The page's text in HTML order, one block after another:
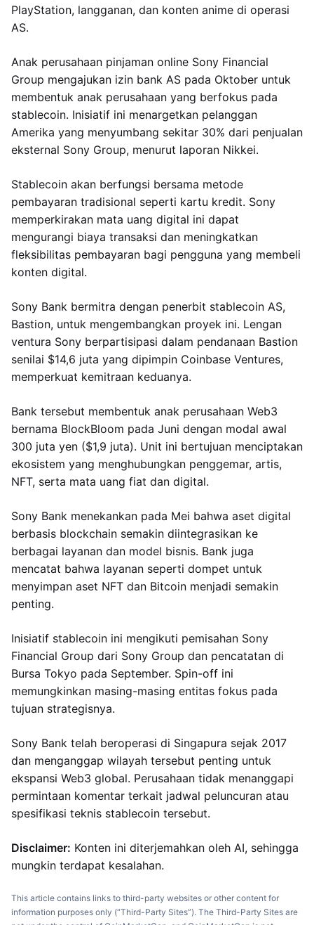
PlayStation, langganan, dan konten anime di operasi
AS.
Anak perusahaan pinjaman online Sony Financial
Group mengajukan izin bank AS pada Oktober untuk
membentuk anak perusahaan yang berfokus pada
stablecoin. Inisiatif ini menargetkan pelanggan
Amerika yang menyumbang sekitar 30% dari penjualan
eksternal Sony Group, menurut laporan Nikkei.
Stablecoin akan berfungsi bersama metode
pembayaran tradisional seperti kartu kredit. Sony
memperkirakan mata uang digital ini dapat
mengurangi biaya transaksi dan meningkatkan
fleksibilitas pembayaran bagi pengguna yang membeli
konten digital.
Sony Bank bermitra dengan penerbit stablecoin AS,
Bastion, untuk mengembangkan proyek ini. Lengan
ventura Sony berpartisipasi dalam pendanaan Bastion
senilai $14,6 juta yang dipimpin Coinbase Ventures,
memperkuat kemitraan keduanya.
Bank tersebut membentuk anak perusahaan Web3
bernama BlockBloom pada Juni dengan modal awal
300 juta yen ($1,9 juta). Unit ini bertujuan menciptakan
ekosistem yang menghubungkan penggemar, artis,
NFT, serta mata uang fiat dan digital.
Sony Bank menekankan pada Mei bahwa aset digital
berbasis blockchain semakin diintegrasikan ke
berbagai layanan dan model bisnis. Bank juga
mencatat bahwa layanan seperti dompet untuk
menyimpan aset NFT dan Bitcoin menjadi semakin
penting.
Inisiatif stablecoin ini mengikuti pemisahan Sony
Financial Group dari Sony Group dan pencatatan di
Bursa Tokyo pada September. Spin-off ini
memungkinkan masing-masing entitas fokus pada
tujuan strategisnya.
Sony Bank telah beroperasi di Singapura sejak 2017
dan menganggap wilayah tersebut penting untuk
ekspansi Web3 global. Perusahaan tidak menanggapi
permintaan komentar terkait jadwal peluncuran atau
spesifikasi teknis stablecoin tersebut.
Disclaimer: Konten ini diterjemahkan oleh AI, sehingga
mungkin terdapat kesalahan.
This article contains links to third-party websites or other content for
information purposes only (“Third-Party Sites”). The Third-Party Sites are